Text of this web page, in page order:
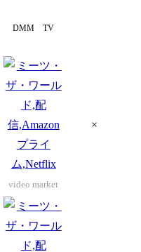
DMM TV
video market
×